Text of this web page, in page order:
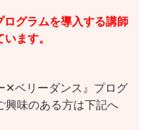
グラムを導入する講師
ます。
✕ベリーダンス』プログ
興味のある方は下記へ